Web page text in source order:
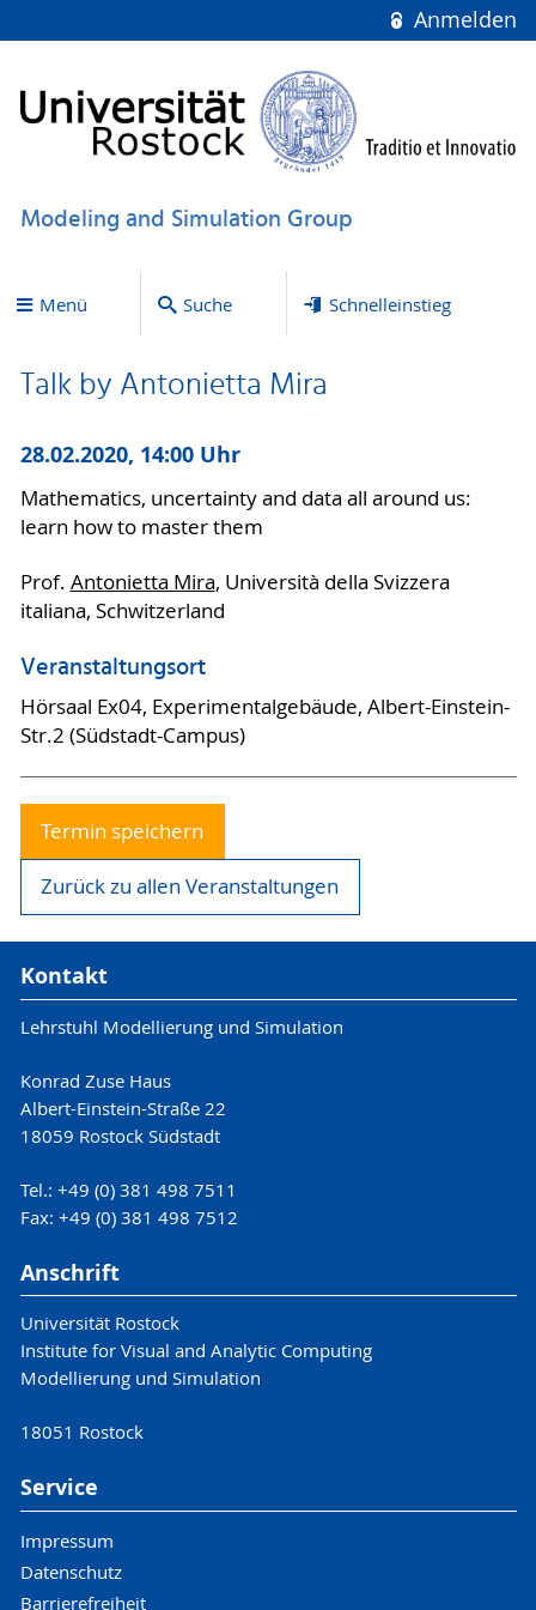
Anmelden
Modeling and Simulation Group
Menü Suche Schnelleinstieg
Talk by Antonietta Mira
28.02.2020, 14:00 Uhr
Mathematics, uncertainty and data all around us:
learn how to master them
Prof. Antonietta Mira, Università della Svizzera
italiana, Schwitzerland
Veranstaltungsort
Hörsaal Ex04, Experimentalgebäude, Albert-Einstein-
Str.2 (Südstadt-Campus)
Termin speichern
Zurück zu allen Veranstaltungen
Kontakt
Lehrstuhl Modellierung und Simulation
Konrad Zuse Haus
Albert-Einstein-Straße 22
18059 Rostock Südstadt
Tel.: +49 (0) 381 498 7511
Fax: +49 (0) 381 498 7512
Anschrift
Universität Rostock
Institute for Visual and Analytic Computing
Modellierung und Simulation
18051 Rostock
Service
Impressum
Datenschutz
Barrierefreiheit